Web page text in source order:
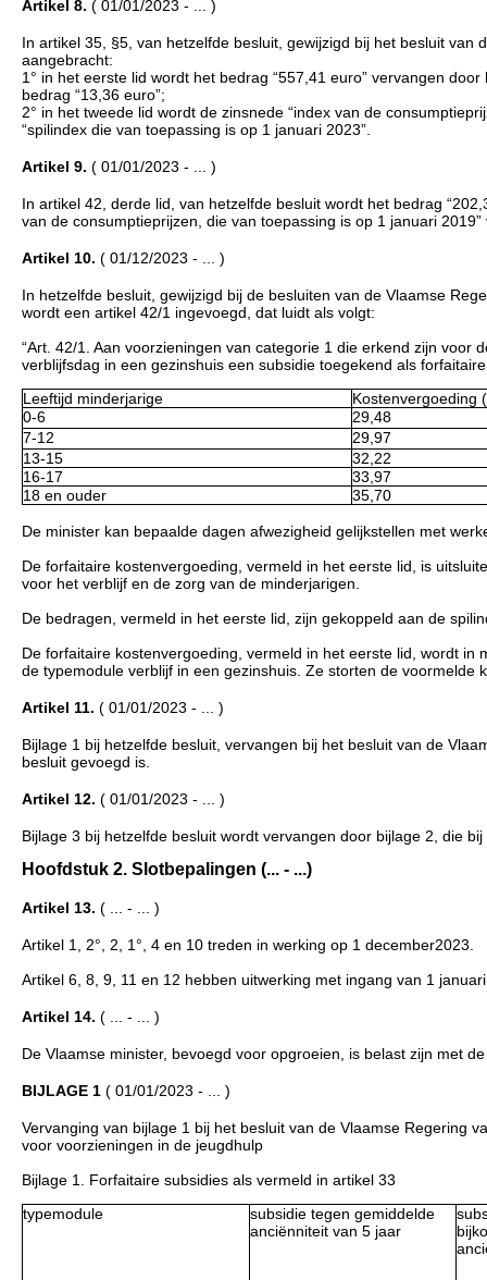
Artikel 8. ( 01/01/2023 - ... )
In artikel 35, §5, van hetzelfde besluit, gewijzigd bij het besluit
aangebracht:
1° in het eerste lid wordt het bedrag “557,41 euro” vervangen
bedrag “13,36 euro”;
2° in het tweede lid wordt de zinsnede “index van de
“spilindex die van toepassing is op 1 januari 2023”.
Artikel 9. ( 01/01/2023 - ... )
In artikel 42, derde lid, van hetzelfde besluit wordt het bedrag
van de consumptieprijzen, die van toepassing is op 1 januari
Artikel 10. ( 01/12/2023 - ... )
In hetzelfde besluit, gewijzigd bij de besluiten van de Vlaamse
wordt een artikel 42/1 ingevoegd, dat luidt als volgt:
“Art. 42/1. Aan voorzieningen van categorie 1 die erkend zijn
verblijfsdag in een gezinshuis een subsidie toegekend als
Leeftijd minderjarige
Kostenvergoeding
0-6
29,48
7-12
29,97
13-15
32,22
16-17
33,97
18 en ouder
35,70
De minister kan bepaalde dagen afwezigheid gelijkstellen met
De forfaitaire kostenvergoeding, vermeld in het eerste lid, is
voor het verblijf en de zorg van de minderjarigen.
De bedragen, vermeld in het eerste lid, zijn gekoppeld aan de
De forfaitaire kostenvergoeding, vermeld in het eerste lid, wordt
de typemodule verblijf in een gezinshuis. Ze storten de voormelde
Artikel 11. ( 01/01/2023 - ... )
Bijlage 1 bij hetzelfde besluit, vervangen bij het besluit van de
besluit gevoegd is.
Artikel 12. ( 01/01/2023 - ... )
Bijlage 3 bij hetzelfde besluit wordt vervangen door bijlage 2, die
Hoofdstuk 2. Slotbepalingen (... - ...)
Artikel 13. ( ... - ... )
Artikel 1, 2°, 2, 1°, 4 en 10 treden in werking op 1 december2023.
Artikel 6, 8, 9, 11 en 12 hebben uitwerking met ingang van 1
Artikel 14. ( ... - ... )
De Vlaamse minister, bevoegd voor opgroeien, is belast zijn met
BIJLAGE 1 ( 01/01/2023 - ... )
Vervanging van bijlage 1 bij het besluit van de Vlaamse Regering
voor voorzieningen in de jeugdhulp
Bijlage 1. Forfaitaire subsidies als vermeld in artikel 33
typemodule
subsidie tegen gemiddelde
anciënniteit van 5 jaar